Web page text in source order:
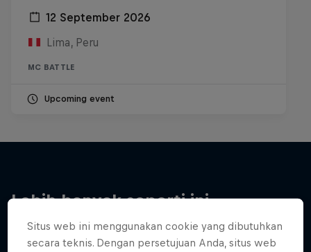
12 September 2026
Lima, Peru
MC BATTLE
Upcoming event
Lebih banyak seperti ini
Situs web ini menggunakan cookie yang dibutuhkan
secara teknis. Dengan persetujuan Anda, situs web